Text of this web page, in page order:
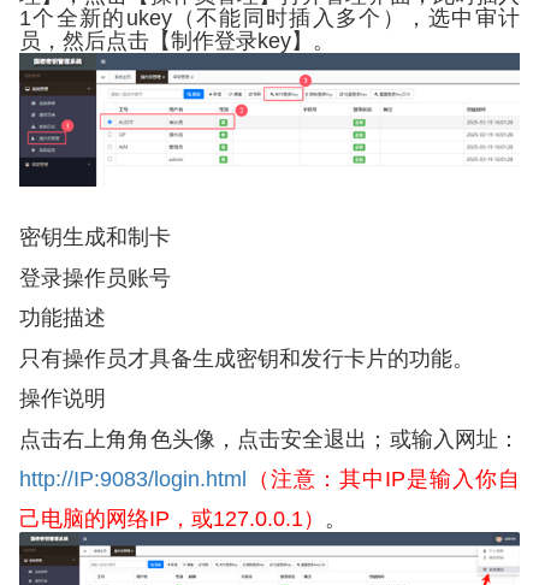
1个全新的 ukey（不能同时插入多个），选中审计
员，然后点击【制作登录key】。
密钥生成和制卡
登录操作员账号
功能描述
只有操作员才具备生成密钥和发行卡片的功能。
操作说明
点击右上角角色头像，点击安全退出；或输入网址：
http://IP:9083/login.html
（注意：其中 IP是输入你自
己电脑的网络IP ，或127.0.0.1） 。